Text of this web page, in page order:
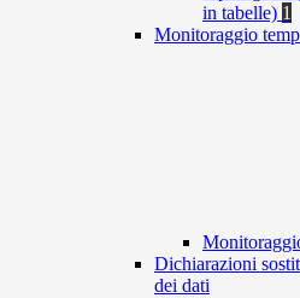
in tabelle) 1
Monitoraggio
Dichiarazioni
dei dati